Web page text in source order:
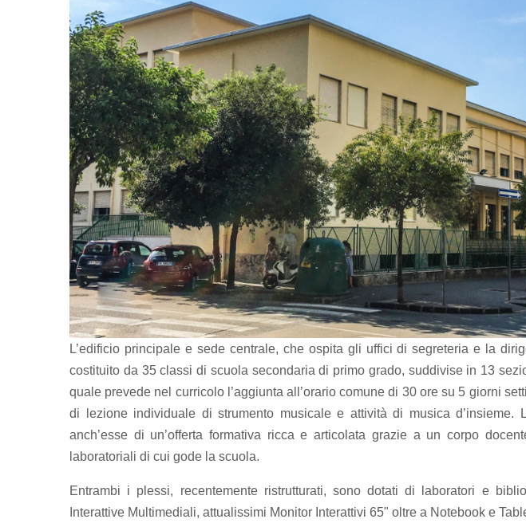
L’edificio principale e sede centrale, che ospita gli uffici di segreteria e la
costituito da 35 classi di scuola secondaria di primo grado, suddivise in 13
quale prevede nel curricolo l’aggiunta all’orario comune di 30 ore su 5 giorni
di lezione individuale di strumento musicale e attività di musica d’insieme.
anch’esse di un’offerta formativa ricca e articolata grazie a un corpo
laboratoriali di cui gode la scuola.
Entrambi i plessi, recentemente ristrutturati, sono dotati di laboratori e
Interattive Multimediali, attualissimi Monitor Interattivi 65" oltre a Notebook e